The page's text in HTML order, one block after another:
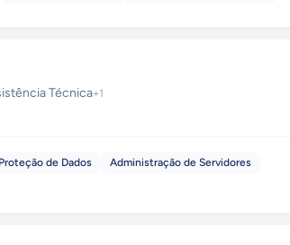
Técnica+1
de Dados
Administração de Servidores